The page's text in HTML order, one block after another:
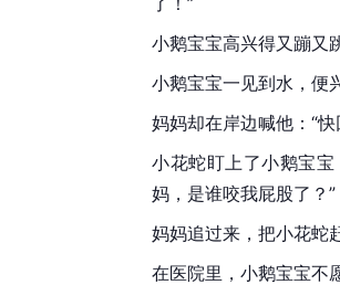
小鹅宝宝高兴得又蹦又
小鹅宝宝一见到水，便
妈妈却在岸边喊他：“
小花蛇盯上了小鹅宝
妈，是谁咬我屁股了？”
妈妈追过来，把小花蛇
在医院里，小鹅宝宝不